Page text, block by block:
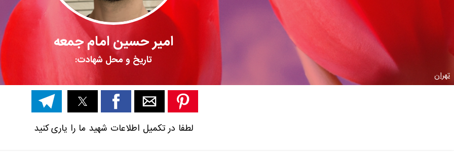
امیر حسین امام جمعه
تاریخ و محل شهادت:
تهران
لطفا در تکمیل اطلاعات شهید ما را یاری کنید